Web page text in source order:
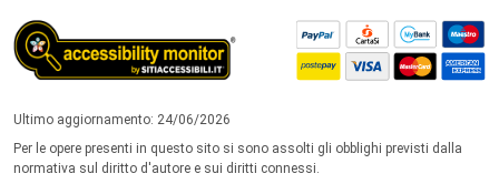
Ultimo aggiornamento: 24/06/2026
Per le opere presenti in questo sito si sono assolti gli obblighi previsti dalla
normativa sul diritto d'autore e sui diritti connessi.